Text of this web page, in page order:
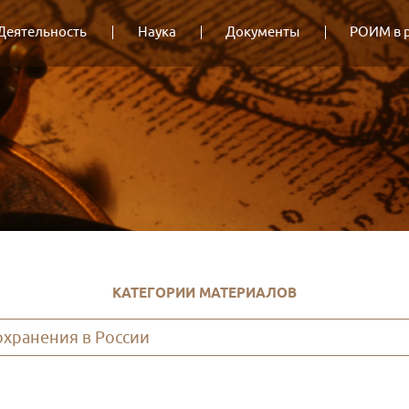
Наука Документы РОИМ в
КАТЕГОРИИ МАТЕРИАЛОВ
в России